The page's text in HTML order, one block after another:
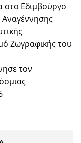
στο Εδιμβούργο
Αναγέννησης
Ζωγραφικής του
τον